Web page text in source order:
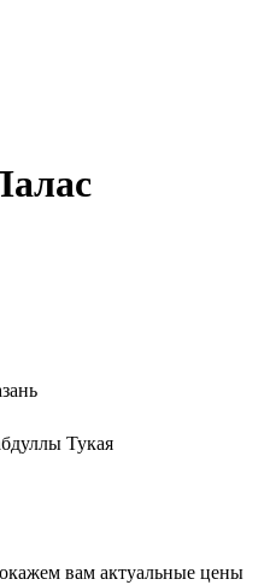
Тукая
вам актуальные цены